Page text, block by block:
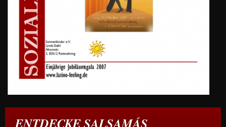
ENTDECKE SALSAMÁS